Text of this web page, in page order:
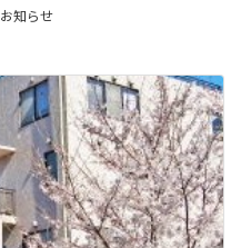
お知らせ